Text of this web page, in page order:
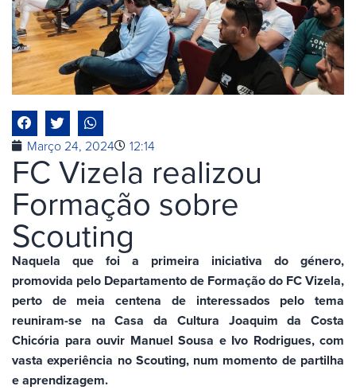
Março 24, 2024 12:14
FC Vizela realizou
Formação sobre
Scouting
Naquela que foi a primeira iniciativa do género,
promovida pelo Departamento de Formação do FC Vizela,
perto de meia centena de interessados pelo tema
reuniram-se na Casa da Cultura Joaquim da Costa
Chicória para ouvir Manuel Sousa e Ivo Rodrigues, com
vasta experiência no Scouting, num momento de partilha
e aprendizagem.